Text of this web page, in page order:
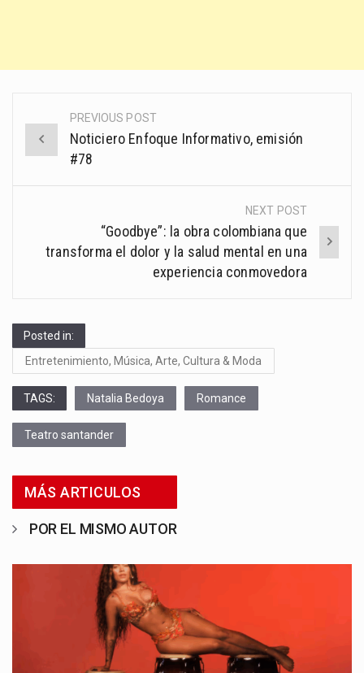
Post
navigation
PREVIOUS POST
Noticiero Enfoque Informativo, emisión
#78
NEXT POST
“Goodbye”: la obra colombiana que
transforma el dolor y la salud mental en una
experiencia conmovedora
Posted in:
Entretenimiento, Música, Arte, Cultura & Moda
TAGS: Natalia Bedoya Romance
Teatro santander
MÁS ARTICULOS
POR EL MISMO AUTOR